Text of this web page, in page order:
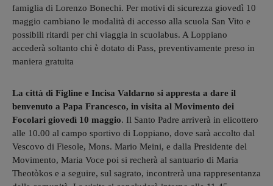
famiglia di Lorenzo Bonechi. Per motivi di sicurezza giovedì 10
maggio cambiano le modalità di accesso alla scuola San Vito e
possibili ritardi per chi viaggia in scuolabus. A Loppiano
accederà soltanto chi è dotato di Pass, preventivamente preso in
maniera gratuita
La città di Figline e Incisa Valdarno si appresta a dare il
benvenuto a Papa Francesco, in visita al Movimento dei
Focolari giovedì 10 maggio. Il Santo Padre arriverà in elicottero
alle 10.00 al campo sportivo di Loppiano, dove sarà accolto dal
Vescovo di Fiesole, Mons. Mario Meini, e dalla Presidente del
Movimento, Maria Voce poi si recherà al santuario di Maria
Theotòkos e a seguire, sul sagrato, incontrerà una rappresentanza